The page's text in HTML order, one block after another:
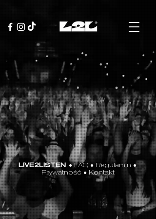
LIVE2LISTEN ●FAQ ● Regulamin ●
Prywatność ● Kontakt